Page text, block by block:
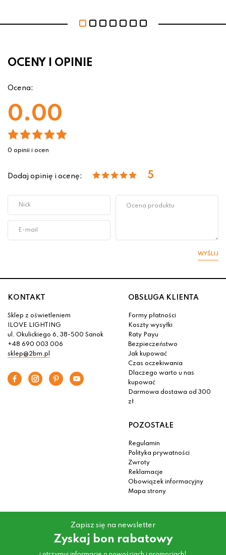
OCENY I OPINIE
Ocena:
0.00
0 opinii i ocen
Dodaj opinię i ocenę: 5
WYŚLIJ
KONTAKT
Sklep z oświetleniem
ILOVE LIGHTING
ul. Okulickiego 6, 38-500 Sanok
+48 690 003 006
sklep@2bm.pl
OBSŁUGA KLIENTA
Formy płatności
Koszty wysyłki
Raty Payu
Bezpieczeństwo
Jak kupować
Czas oczekiwania
Dlaczego warto u nas
kupować
Darmowa dostawa od 300
zł
POZOSTAŁE
Regulamin
Polityka prywatności
Zwroty
Reklamacje
Obowiązek informacyjny
Mapa strony
Zapisz się na newsletter
Zyskaj bon rabatowy